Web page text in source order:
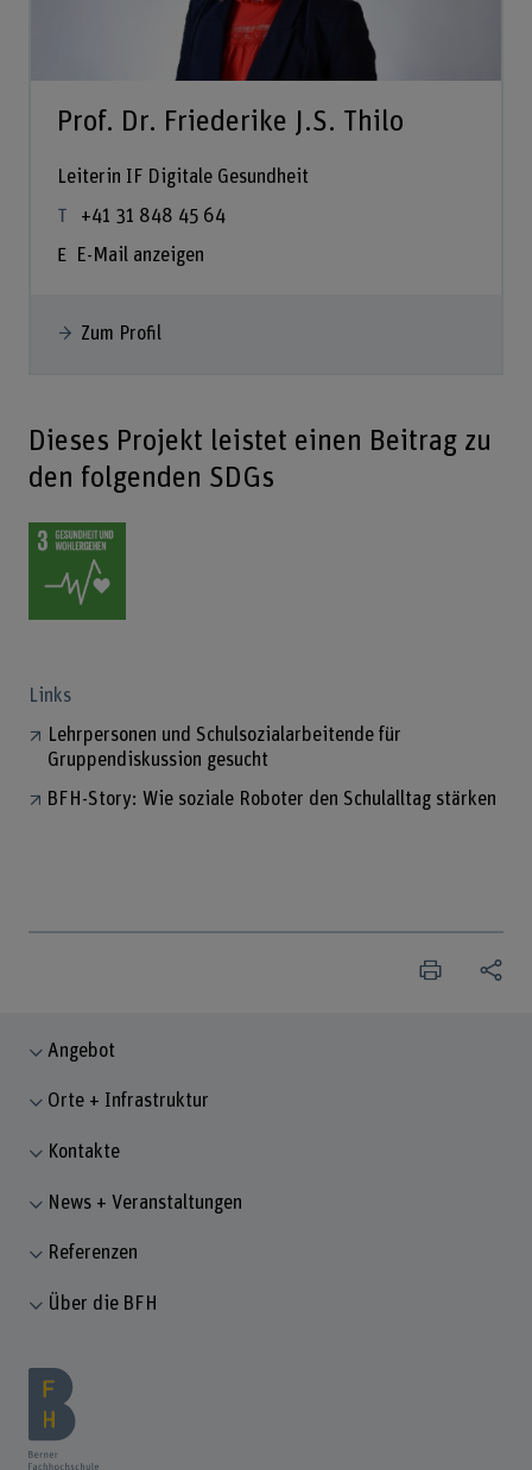
Prof. Dr. Friederike J.S. Thilo
Leiterin IF Digitale Gesundheit
+41 31 848 45 64
E-Mail anzeigen
Zum Profil
Dieses Projekt leistet einen Beitrag zu
den folgenden SDGs
Links
Lehrpersonen und Schulsozialarbeitende für
Gruppendiskussion gesucht
BFH-Story: Wie soziale Roboter den Schulalltag stärken
Angebot
Orte + Infrastruktur
Kontakte
News + Veranstaltungen
Referenzen
Über die BFH